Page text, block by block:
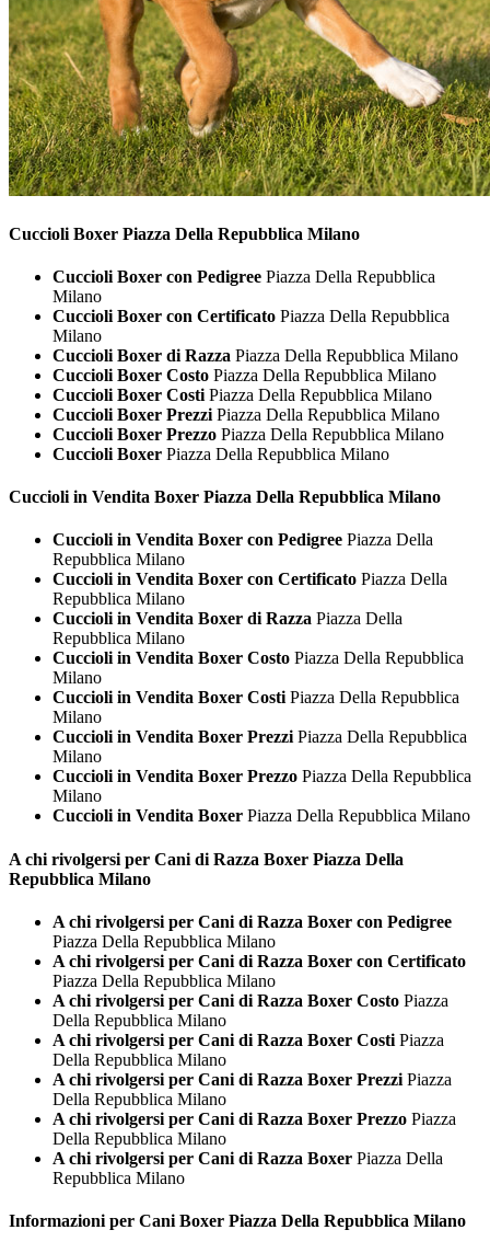
Cuccioli Boxer Piazza Della Repubblica Milano
Cuccioli Boxer con Pedigree Piazza Della Repubblica
Milano
Cuccioli Boxer con Certificato Piazza Della Repubblica
Milano
Cuccioli Boxer di Razza Piazza Della Repubblica Milano
Cuccioli Boxer Costo Piazza Della Repubblica Milano
Cuccioli Boxer Costi Piazza Della Repubblica Milano
Cuccioli Boxer Prezzi Piazza Della Repubblica Milano
Cuccioli Boxer Prezzo Piazza Della Repubblica Milano
Cuccioli Boxer Piazza Della Repubblica Milano
Cuccioli in Vendita Boxer Piazza Della Repubblica Milano
Cuccioli in Vendita Boxer con Pedigree Piazza Della
Repubblica Milano
Cuccioli in Vendita Boxer con Certificato Piazza Della
Repubblica Milano
Cuccioli in Vendita Boxer di Razza Piazza Della
Repubblica Milano
Cuccioli in Vendita Boxer Costo Piazza Della Repubblica
Milano
Cuccioli in Vendita Boxer Costi Piazza Della Repubblica
Milano
Cuccioli in Vendita Boxer Prezzi Piazza Della Repubblica
Milano
Cuccioli in Vendita Boxer Prezzo Piazza Della Repubblica
Milano
Cuccioli in Vendita Boxer Piazza Della Repubblica Milano
A chi rivolgersi per Cani di Razza Boxer Piazza Della
Repubblica Milano
A chi rivolgersi per Cani di Razza Boxer con Pedigree
Piazza Della Repubblica Milano
A chi rivolgersi per Cani di Razza Boxer con Certificato
Piazza Della Repubblica Milano
A chi rivolgersi per Cani di Razza Boxer Costo Piazza
Della Repubblica Milano
A chi rivolgersi per Cani di Razza Boxer Costi Piazza
Della Repubblica Milano
A chi rivolgersi per Cani di Razza Boxer Prezzi Piazza
Della Repubblica Milano
A chi rivolgersi per Cani di Razza Boxer Prezzo Piazza
Della Repubblica Milano
A chi rivolgersi per Cani di Razza Boxer Piazza Della
Repubblica Milano
Informazioni per Cani Boxer Piazza Della Repubblica Milano